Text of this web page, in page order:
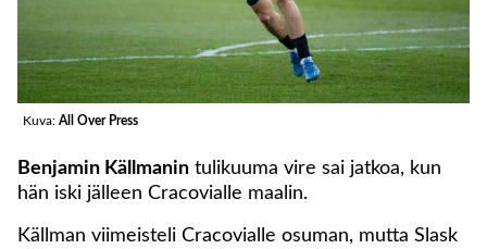
Kuva: All Over Press
Benjamin Källmanin tulikuuma vire sai jatkoa, kun
hän iski jälleen Cracovialle maalin.
Källman viimeisteli Cracovialle osuman, mutta Slask